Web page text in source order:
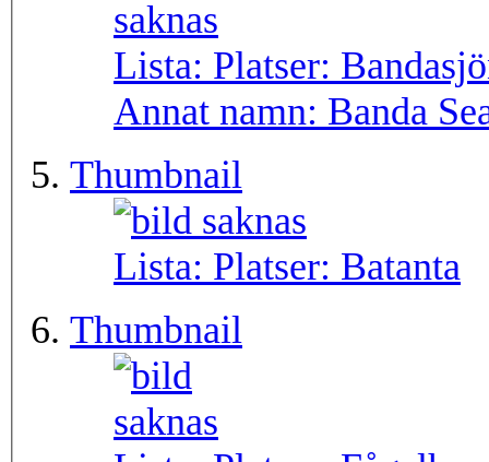
Lista: Platser:
Annat namn: Banda
Thumbnail
Lista: Platser: Batanta
Thumbnail